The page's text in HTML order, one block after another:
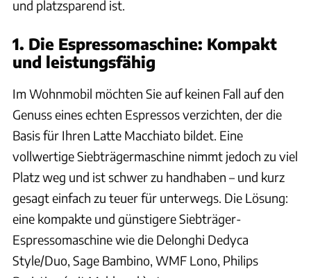
und platzsparend ist.
1. Die Espressomaschine: Kompakt
und leistungsfähig
Im Wohnmobil möchten Sie auf keinen Fall auf den
Genuss eines echten Espressos verzichten, der die
Basis für Ihren Latte Macchiato bildet. Eine
vollwertige Siebträgermaschine nimmt jedoch zu viel
Platz weg und ist schwer zu handhaben – und kurz
gesagt einfach zu teuer für unterwegs. Die Lösung:
eine kompakte und günstigere Siebträger-
Espressomaschine wie die Delonghi Dedyca
Style/Duo, Sage Bambino, WMF Lono, Philips